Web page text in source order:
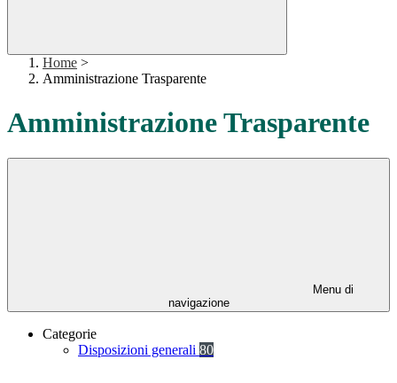
Home >
Amministrazione Trasparente
Amministrazione Trasparente
Menu di
navigazione
Categorie
Disposizioni generali 80